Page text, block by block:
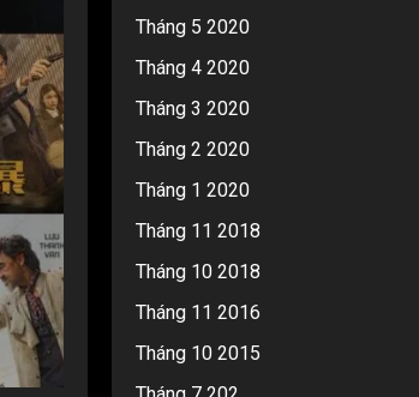
Tháng 5 2020
Tháng 4 2020
Tháng 3 2020
Tháng 2 2020
Tháng 1 2020
Tháng 11 2018
Tháng 10 2018
Tháng 11 2016
Tháng 10 2015